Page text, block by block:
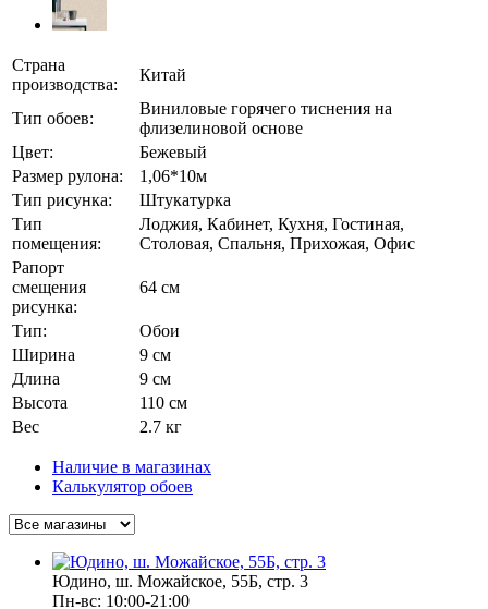
Страна
производства:
Китай
Тип обоев:
Виниловые горячего тиснения на
флизелиновой основе
Цвет:
Бежевый
Размер рулона:
1,06*10м
Тип рисунка:
Штукатурка
Тип
помещения:
Лоджия, Кабинет, Кухня, Гостиная,
Столовая, Спальня, Прихожая, Офис
Рапорт
смещения
рисунка:
64 см
Тип:
Обои
Ширина
9 см
Длина
9 см
Высота
110 см
Вес
2.7 кг
Наличие в магазинах
Калькулятор обоев
Юдино, ш. Можайское, 55Б, стр. 3
Пн-вс: 10:00-21:00